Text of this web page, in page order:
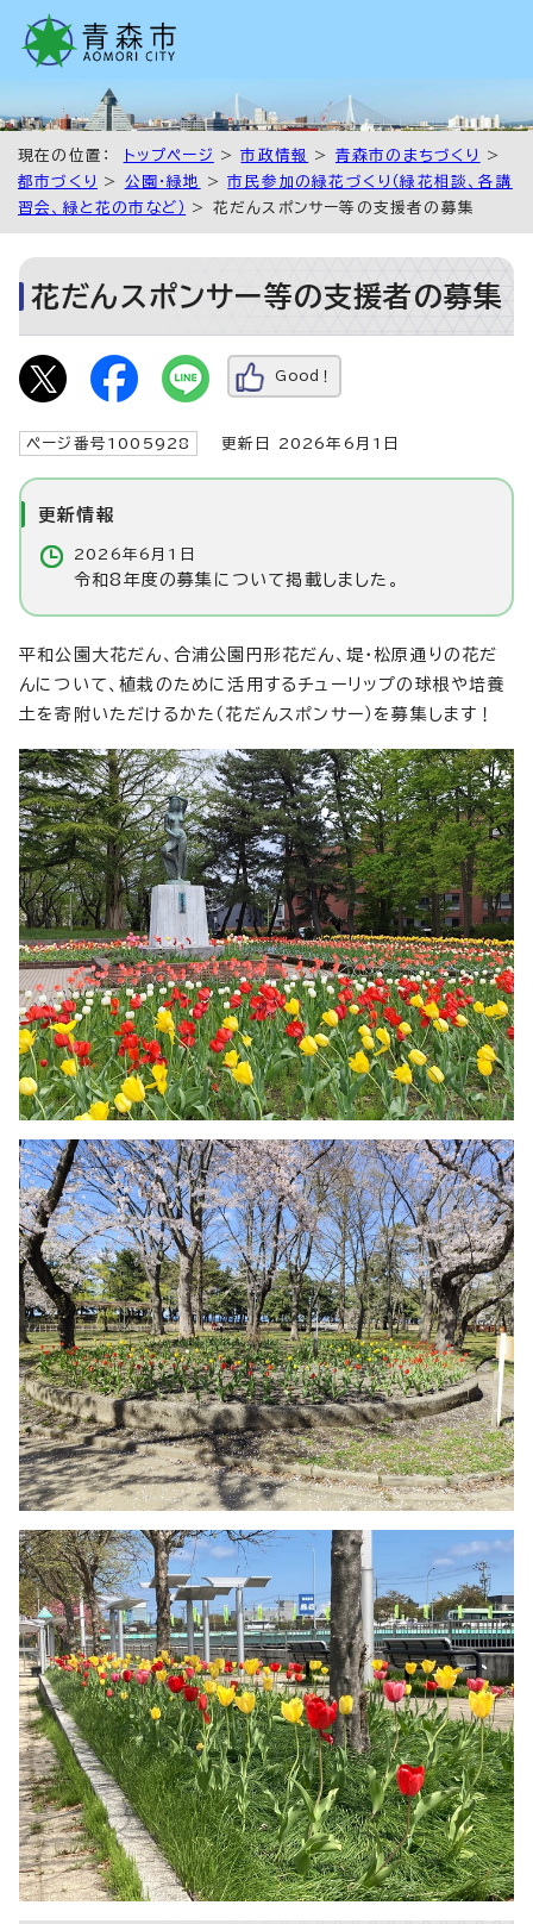
現在の位置： トップページ >市政情報 > 青森市のまちづくり
>
都市づくり
> 公園・緑地 >市民参加の緑花づくり（緑花相談、各講
習会、緑と花の市など）
> 花だんスポンサー等の支援者の募集
花だんスポンサー等の支援者の募集
Good！
ページ番号1005928 更新日 2026年6月1日
更新情報
2026年6月1日
令和8年度の募集について掲載しました。
平和公園大花だん、合浦公園円形花だん、堤・松原通りの花だ
んについて、植栽のために活用するチューリップの球根や培養
土を寄附いただけるかた（花だんスポンサー）を募集します！